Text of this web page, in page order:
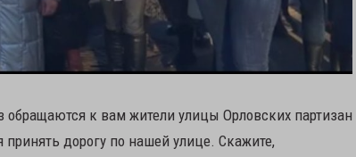
к вам жители улицы Орловских партизан
дорогу по нашей улице. Скажите,